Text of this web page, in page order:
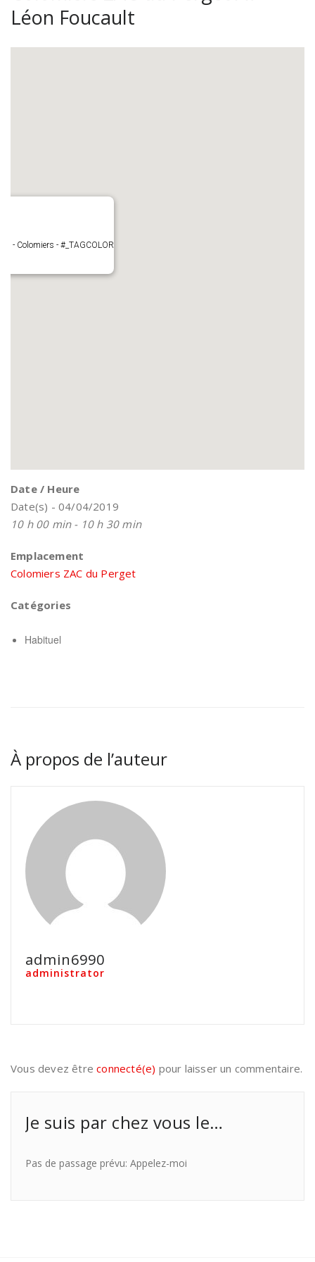
Léon Foucault
- Colomiers - #_TAGCOLOR
Date / Heure
Date(s) - 04/04/2019
10 h 00 min - 10 h 30 min
Emplacement
Colomiers ZAC du Perget
Catégories
Habituel
À propos de l’auteur
admin6990
administrator
Vous devez êtreconnecté(e) pour laisser un commentaire.
Je suis par chez vous le…
Pas de passage prévu: Appelez-moi